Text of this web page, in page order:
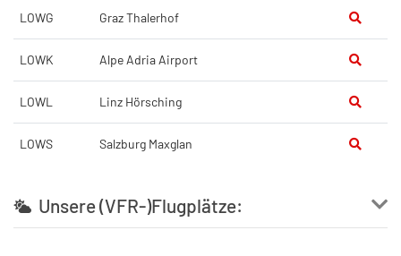
LOWG Graz Thalerhof
LOWK Alpe Adria Airport
LOWL Linz Hörsching
LOWS Salzburg Maxglan
Unsere (VFR-)Flugplätze: